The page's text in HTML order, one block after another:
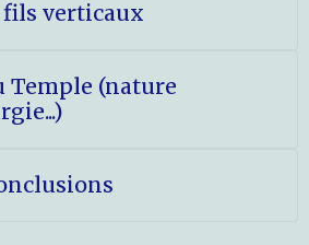
fils verticaux
Temple (nature